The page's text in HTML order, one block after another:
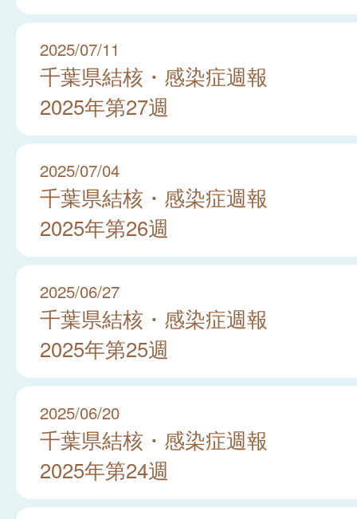
2025/07/11
千葉県結核・感染症週報
2025年第27週
2025/07/04
千葉県結核・感染症週報
2025年第26週
2025/06/27
千葉県結核・感染症週報
2025年第25週
2025/06/20
千葉県結核・感染症週報
2025年第24週